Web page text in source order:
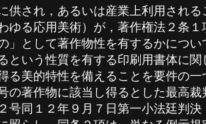
に供され，あるいは産業上利用され
ゆる応用美術）が，著作権法２条
」として著作物性を有するかにつ
という性質を有する印刷用書体に
る美的特性を備えることを要件の
の著作物に該当し得るとした最高
号同１２年９月７日第一小法廷判